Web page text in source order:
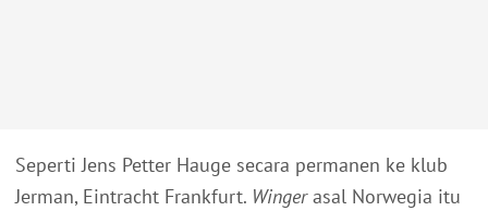
Seperti Jens Petter Hauge secara permanen ke klub
Jerman, Eintracht Frankfurt. Wingerasal Norwegia itu